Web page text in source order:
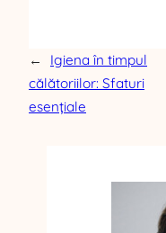
←
Igiena în timpul
călătoriilor: Sfaturi
esențiale